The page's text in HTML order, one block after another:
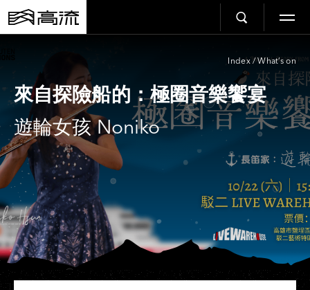
Index / What’s on
來自探險船的：極圈音樂饗宴
遊輪女孩 Noniko